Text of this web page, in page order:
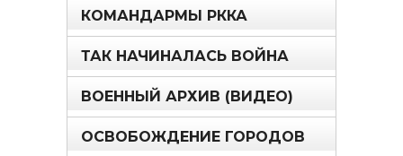
КОМАНДАРМЫ РККА
ТАК НАЧИНАЛАСЬ ВОЙНА
ВОЕННЫЙ АРХИВ (ВИДЕО)
ОСВОБОЖДЕНИЕ ГОРОДОВ